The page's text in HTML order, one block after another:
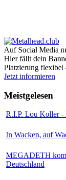
Auf Social Media
Hier fällt dein
Platzierung flexibel
Jetzt informieren
Meistgelesen
R.I.P. Lou Koller
In Wacken, auf
MEGADETH
Deutschland